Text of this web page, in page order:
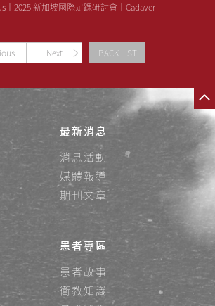
｜2025 新加坡國際足踝研討會｜Cadaver
Next BACK LIST
最新消息
消息活動
媒體報導
期刊文章
患者專區
患者故事
衛教知識